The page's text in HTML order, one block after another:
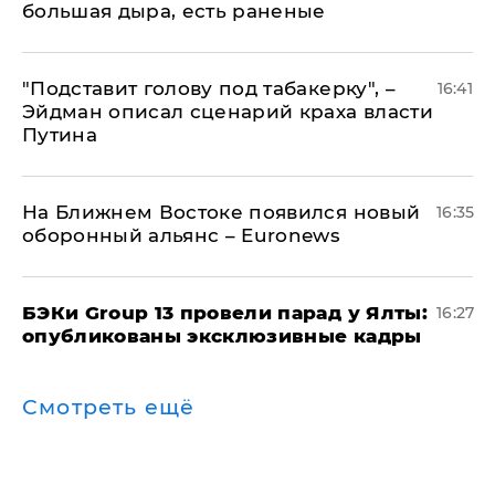
большая дыра, есть раненые
​"Подставит голову под табакерку", –
Эйдман описал сценарий краха власти
Путина
16:41
На Ближнем Востоке появился новый
оборонный альянс – Euronews
16:35
​БЭКи Group 13 провели парад у Ялты:
опубликованы эксклюзивные кадры
16:27
Смотреть ещё